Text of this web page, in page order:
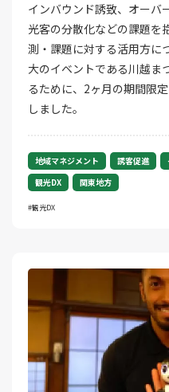
インバウンド誘致、オーバ
光客の分散化などの課題を
測・課題に対する活用方に
大のイベントである川越ま
るために、2ヶ月の期間限
しました。
地域マネジメント 誘客促進
観光DX
関東地方
観光DX